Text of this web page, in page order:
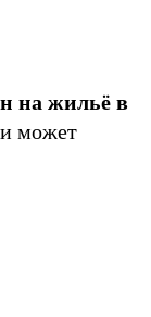
на жильё в
может